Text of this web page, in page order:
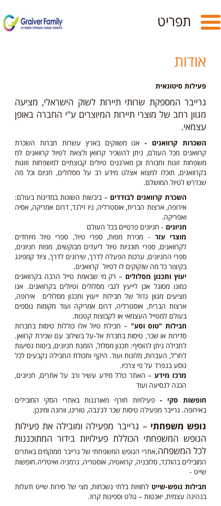
Toggle
navigation
תפריט
אודות
פעילות סיטונאית
גרייבר המספקת שרותי תיירות לשוק הישראלי, מציעה
מגוון רחב של מוצרי תיירות המיוצרים ע"י החברה באופן
עצמאי.
השכרות קרוואנים - אנו משווקים בארץ עשרות חברות השכרת
קרוואנים מכל העולם, ניתן להשכיר קרוואן ולצאת לטיול קרוואנים למ
משפחות זוגות וחבורת וכן מארגנים טיולים קבוצתיים למשפחות וזוגות
בקרוואנים, תוכלו למצוא אצלנו מידע רב על מסלולים, חניום וכל מה
שנדרש לטיול המושלם.
השכרת קרוואנים לבודדים – ביבשות השונות במדינות בעולם:
אירופה, ארצות הברית, אוסטרליה, ניו זילנד, דרום אמריקה, אסיה
ואפריקה.
חניונים - חניונים פרטיים בכל העולם
מוצרי עזר - מכירת מפות, ספרי טיול, ספרי טיול מיוחדים
לקרוואנים, ספרי תוכניות טיול ליעדים מבוקשים, מפות חניונים,
ספרי החניונים, ערכות הפעלה לדרך, שירונים לדרך, ציוד קמפינג
בקיצור כל מה שזקוקים לו לטיול קרוואנים.
יעוץ ותכנון מסלולים – רק מי שבאמת טייל הרבה בקרוואנים
כמונו מסוגל אכן לייעץ לגבי מסלולים וטיולים בקרוואנים. אנו
מציעים מגוון גדול של חבילות ייעוץ ותכנון מסלולים אירופה,
ארצות הברית, אוסטרליה, דרום אמריקה ועוד מקומות נוספים
בעולם למטייל העצמאי או לקבוצות קטנות.
חבילות "טוס וסע" – חבילת טיול אלו כוללות טיסות בחברות
סדירות או שכר, טיסות בחברת אל-על בשילוב עם שכירת קרוואן.
לחבילה ניתן להוסיף: תכנון מסלול, הזמנת חניונים, ביטוח נסיעות
לחו"ל, העברות, מלונות ועוד. היקף ותכולת החבילה נקבעים לכל
נוסע בנפרד על פי צרכיו.
מרכז מידע – האתר כולל מידע עשיר ורב על אתרים, חניונים,
הכנה לנסיעה ועוד
חופשות סקי - פעילויות חורף מאורגנות באתרי הסקי המובילים
באירופה. גרייבר מפעילה טיסות שכר לג'נבה, טורינו, וורונה ומינכן.
נופש משפחתי– גרייבר מפעילה ומובילה את פעילות
הנופש המשפחתי הכוללת פעילויות בידור המתוכננות
לכל המשפחה.אתרי הנופש המשפחתי של גרייבר ממוקמים באתרים
המובילים בהולנד, סלובניה, קרואטיה, אוסטריה, גרמניה ואיטליה.חופשות
שייט -
חבילות נופש-שייט לחוויות בלתי נשכחות, מצי של סירות שייט תעלות
בנהיגה עצמית, יאכטות – גולט וספינות קרוז.